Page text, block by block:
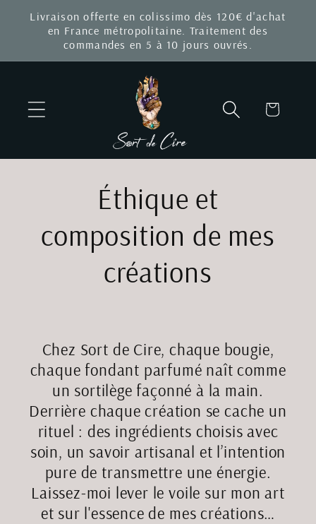
passer
contenu
Livraison offerte en colissimo dès 120€ d'achat
en France métropolitaine. Traitement des
commandes en 5 à 10 jours ouvrés.
Panier
Éthique et
composition de mes
créations
Chez Sort de Cire, chaque bougie,
chaque fondant parfumé naît comme
un sortilège façonné à la main.
Derrière chaque création se cache un
rituel : des ingrédients choisis avec
soin, un savoir artisanal et l’intention
pure de transmettre une énergie.
Laissez-moi lever le voile sur mon art
et sur l'essence de mes créations…